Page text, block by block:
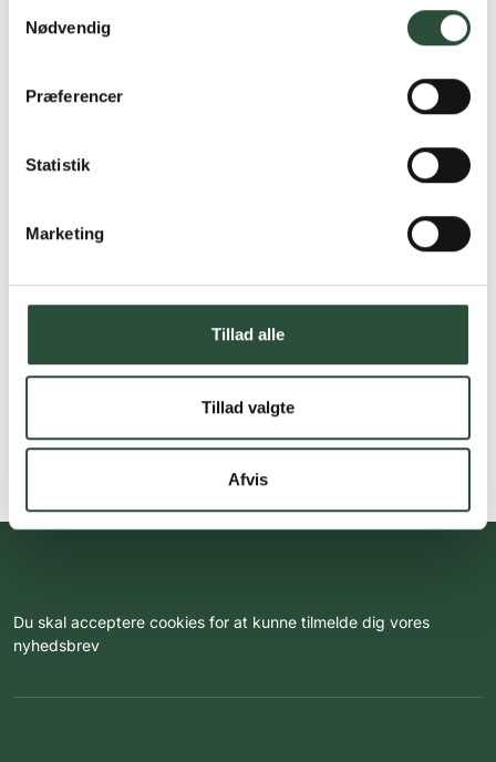
Nødvendig
Præferencer
Statistik
Marketing
Tillad alle
Tillad valgte
Afvis
Du skal acceptere cookies for at kunne tilmelde dig vores
nyhedsbrev